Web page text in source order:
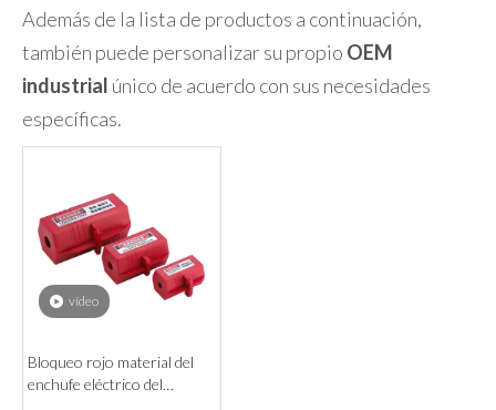
Además de la lista de productos a continuación,
también puede personalizar su propio OEM
industrial único de acuerdo con sus necesidades
específicas.
vídeo
Bloqueo rojo material del
enchufe eléctrico del